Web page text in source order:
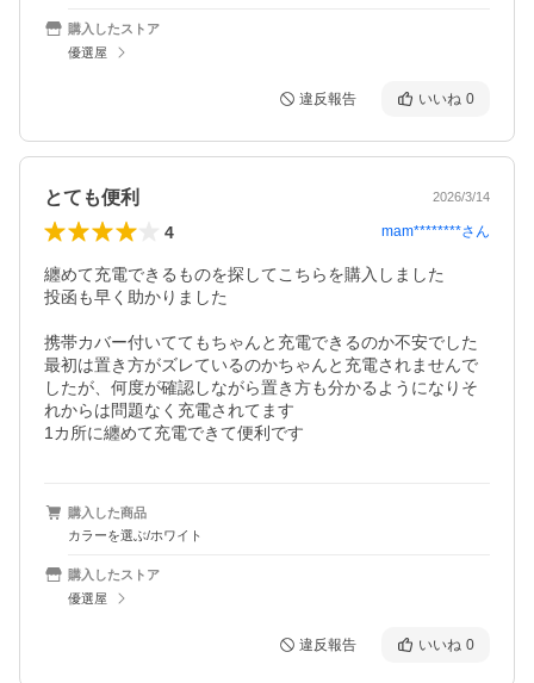
購入したストア
優選屋
違反報告 いいね 0
とても便利 2026/3/14
4 mam********さん
纏めて充電できるものを探してこちらを購入しました
投函も早く助かりました
携帯カバー付いててもちゃんと充電できるのか不安でした
最初は置き方がズレているのかちゃんと充電されませんで
したが、何度が確認しながら置き方も分かるようになりそ
れからは問題なく充電されてます
1カ所に纏めて充電できて便利です
購入した商品
カラーを選ぶ/ホワイト
購入したストア
優選屋
違反報告 いいね 0